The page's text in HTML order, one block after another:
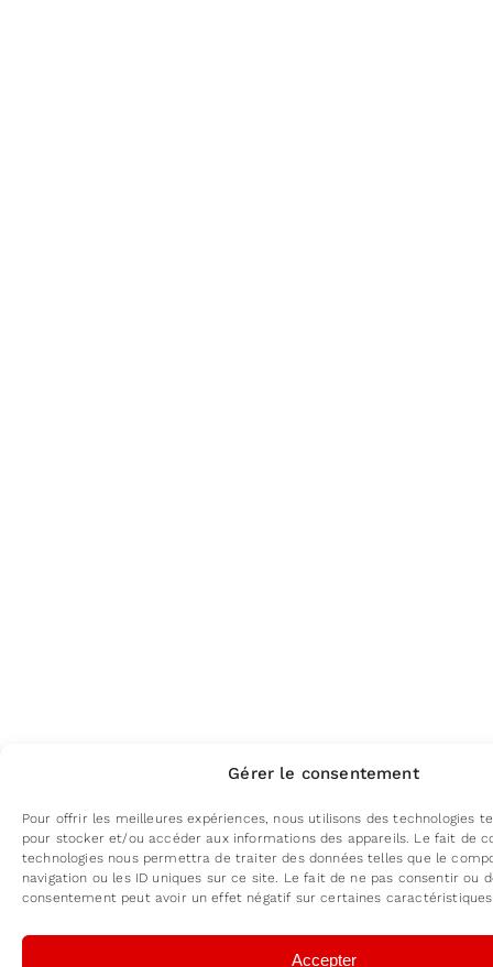
Gérer le consentement
Pour offrir les meilleures expériences, nous utilisons des technologies
pour stocker et/ou accéder aux informations des appareils. Le fait de
technologies nous permettra de traiter des données telles que le
navigation ou les ID uniques sur ce site. Le fait de ne pas consentir ou
consentement peut avoir un effet négatif sur certaines
Accepter